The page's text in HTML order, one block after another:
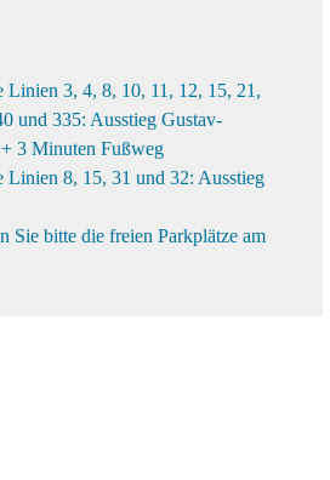
Linien 3, 4, 8, 10, 11, 12, 15, 21,
und 335: Ausstieg Gustav-
3 Minuten Fußweg
Linien 8, 15, 31 und 32: Ausstieg
Sie bitte die freien Parkplätze am